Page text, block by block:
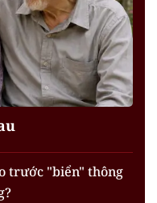
trước "biển" thông